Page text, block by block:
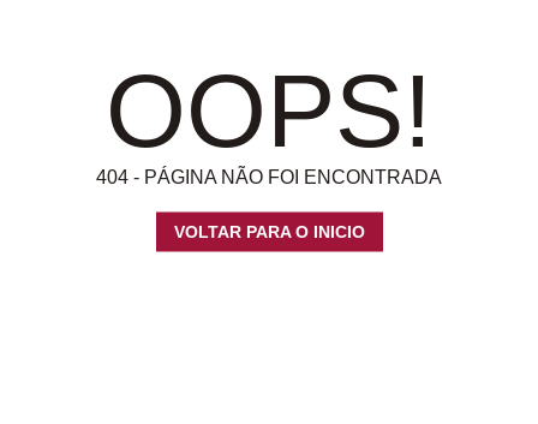
OOPS!
404 - PÁGINA NÃO FOI ENCONTRADA
VOLTAR PARA O INICIO